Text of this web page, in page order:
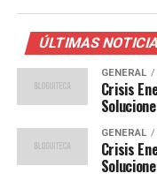
La dependencia de
especialmente de
constante durante
escalada de
vulnerabilidad del
aproximadamente el
lo que subraya la
Según un informe
ÚLTIMAS
GENERAL
Crisis
GENERAL
Crisis